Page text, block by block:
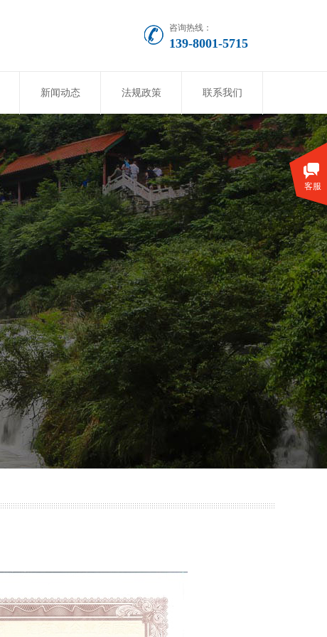
新闻动态 法规政策 联系我们
咨询热线：
139-8001-5715
客服